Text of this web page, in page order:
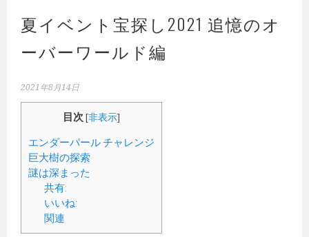
夏イベント宝探し2021 追憶のオ
ーバーワールド編
2021年8月14日
目次 [非表示]
エンダーパール チャレンジ
巨大樹の探索
謎は深まった
共有:
いいね:
関連